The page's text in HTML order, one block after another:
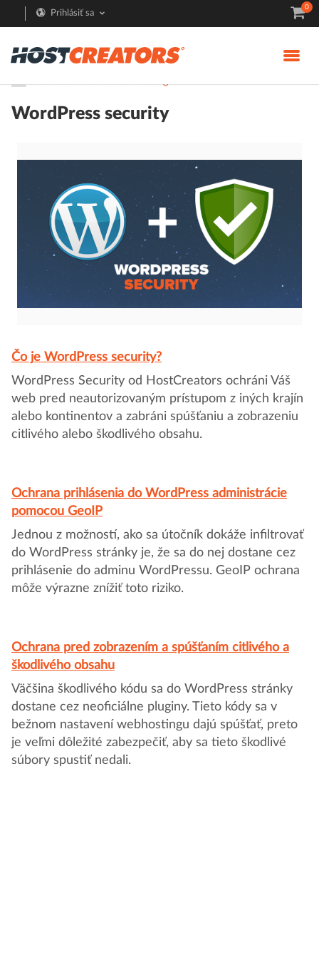
Prihlásiť sa
0
WordPress security
Čo je WordPress security?
WordPress Security od HostCreators ochráni Váš
web pred neautorizovaným prístupom z iných krajín
alebo kontinentov a zabráni spúšťaniu a zobrazeniu
citlivého alebo škodlivého obsahu.
Ochrana prihlásenia do WordPress administrácie
pomocou GeoIP
Jednou z možností, ako sa útočník dokáže infiltrovať
do WordPress stránky je, že sa do nej dostane cez
prihlásenie do adminu WordPressu. GeoIP ochrana
môže výrazne znížiť toto riziko.
Ochrana pred zobrazením a spúšťaním citlivého a
škodlivého obsahu
Väčšina škodlivého kódu sa do WordPress stránky
dostane cez neoficiálne pluginy. Tieto kódy sa v
bežnom nastavení webhostingu dajú spúšťať, preto
je veľmi dôležité zabezpečiť, aby sa tieto škodlivé
súbory spustiť nedali.